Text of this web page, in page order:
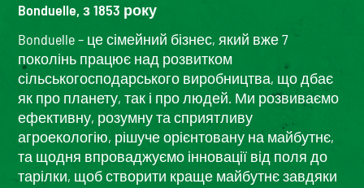
Bonduelle, з 1853 року
Bonduelle – це сімейний бізнес, який вже 7
поколінь працює над розвитком
сільськогосподарського виробництва, що дбає
як про планету, так і про людей. Ми розвиваємо
ефективну, розумну та сприятливу
агроекологію, рішуче орієнтовану на майбутнє,
та щодня впроваджуємо інновації від поля до
тарілки, щоб створити краще майбутнє завдяки